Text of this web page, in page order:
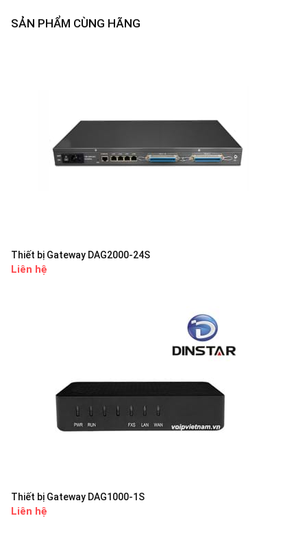
SẢN PHẨM CÙNG HÃNG
Thiết bị Gateway DAG2000-24S
Liên hệ
Thiết bị Gateway DAG1000-1S
Liên hệ